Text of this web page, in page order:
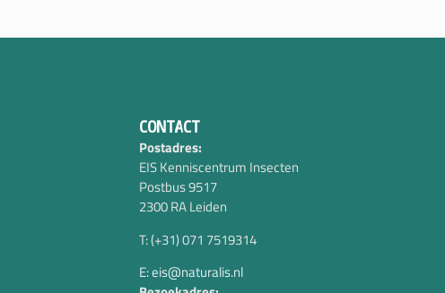
CONTACT
Postadres:
EIS Kenniscentrum Insecten
Postbus 9517
2300 RA Leiden
T: (+31) 071 7519314
E: eis@naturalis.nl